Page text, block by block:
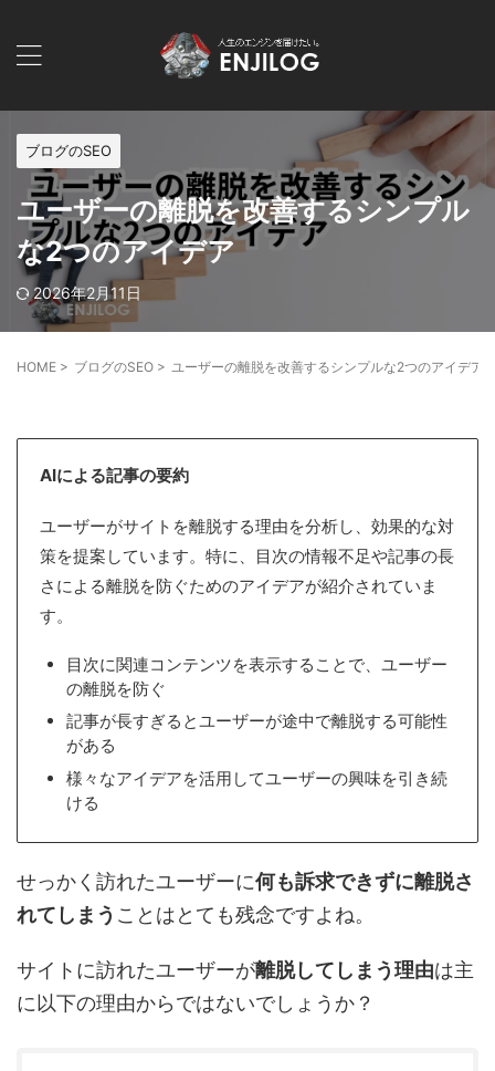
ブログのSEO
ユーザーの離脱を改善するシンプル
な2つのアイデア
2026年2月11日
HOME > ブログのSEO > ユーザーの離脱を改善するシンプルな2つのアイデア
AIによる記事の要約
ユーザーがサイトを離脱する理由を分析し、効果的な対
策を提案しています。特に、目次の情報不足や記事の長
さによる離脱を防ぐためのアイデアが紹介されていま
す。
目次に関連コンテンツを表示することで、ユーザー
の離脱を防ぐ
記事が長すぎるとユーザーが途中で離脱する可能性
がある
様々なアイデアを活用してユーザーの興味を引き続
ける
せっかく訪れたユーザーに何も訴求できずに離脱さ
れてしまう ことはとても残念ですよね。
サイトに訪れたユーザーが離脱してしまう理由は主
に以下の理由からではないでしょうか？